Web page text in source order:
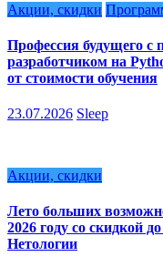
Акции, скидки
Профессия будущего с
разработчиком на
от стоимости обучения
23.07.2026 Sleep
Акции, скидки
Лето больших
2026 году со скидкой
Нетологии